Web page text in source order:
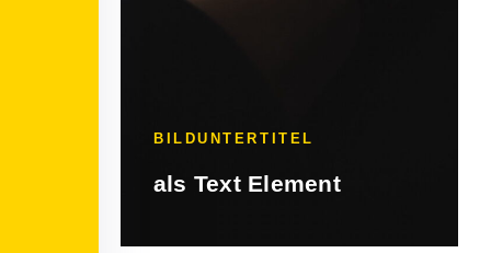
BILDUNTERTITEL
als Text Element